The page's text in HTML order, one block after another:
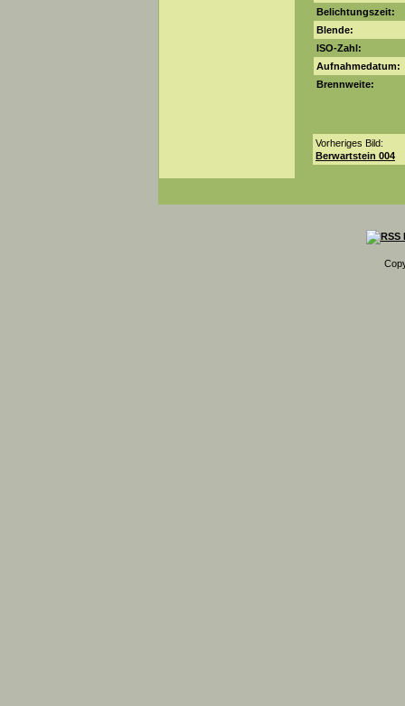
Belichtungszeit:
Blende:
ISO-Zahl:
Aufnahmedatum:
Brennweite:
Vorheriges Bild:
Berwartstein 004